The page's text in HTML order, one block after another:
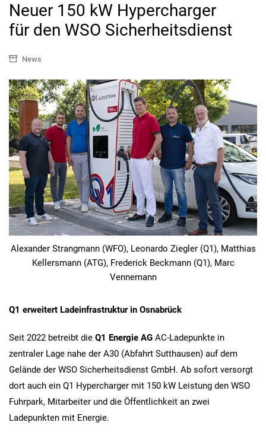
Neuer 150 kW Hypercharger
für den WSO Sicherheitsdienst
News
Alexander Strangmann (WFO), Leonardo Ziegler (Q1), Matthias
Kellersmann (ATG), Frederick Beckmann (Q1), Marc
Vennemann
Q1 erweitert Ladeinfrastruktur in Osnabrück
Seit 2022 betreibt die Q1 Energie AG AC-Ladepunkte in
zentraler Lage nahe der A30 (Abfahrt Sutthausen) auf dem
Gelände der WSO Sicherheitsdienst GmbH. Ab sofort versorgt
dort auch ein Q1 Hypercharger mit 150 kW Leistung den WSO
Fuhrpark, Mitarbeiter und die Öffentlichkeit an zwei
Ladepunkten mit Energie.